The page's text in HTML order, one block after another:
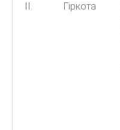
II.
Гіркота